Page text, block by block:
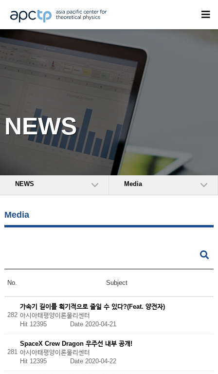
NEWS
NEWS Media
Media
No. Subject
282
가속기 길이를 획기적으로 줄일 수 있다?(Feat. 양전자)
아시아태평양이론물리센터
Hit 12395 Date 2020-04-21
281
SpaceX Crew Dragon 우주선 내부 공개!
아시아태평양이론물리센터
Hit 12395 Date 2020-04-22